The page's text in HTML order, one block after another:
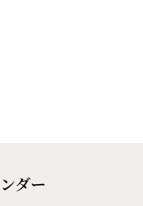
ダー